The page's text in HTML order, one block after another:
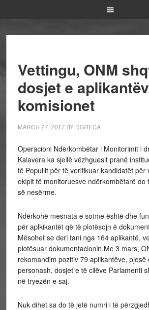
Vettingu, ONM
dosjet e
komisionet
MARCH 27, 2017BY DGRECA
Operacioni Ndërkombëtar i Monitorimit i
Kalavera ka sjellë vëzhguesit pranë
të Popullit për të verifikuar kandidatët për
ekipit të monitoruesve ndërkombëtarë do
së nesërme.
Ndërkohë mesnata e sotme është dhe
për aplkikantët që të plotësojn ë
Mësohet se deri tani nga 164 aplikantë,
plotësuar dokumentacionin.Me 3 mars,
rekomandim pozitiv 79 aplikantëve,
personash, dosjet e të cilëve Parlamenti
në tryezën e saj.
Nuk dihet sa do të jetë numri i të